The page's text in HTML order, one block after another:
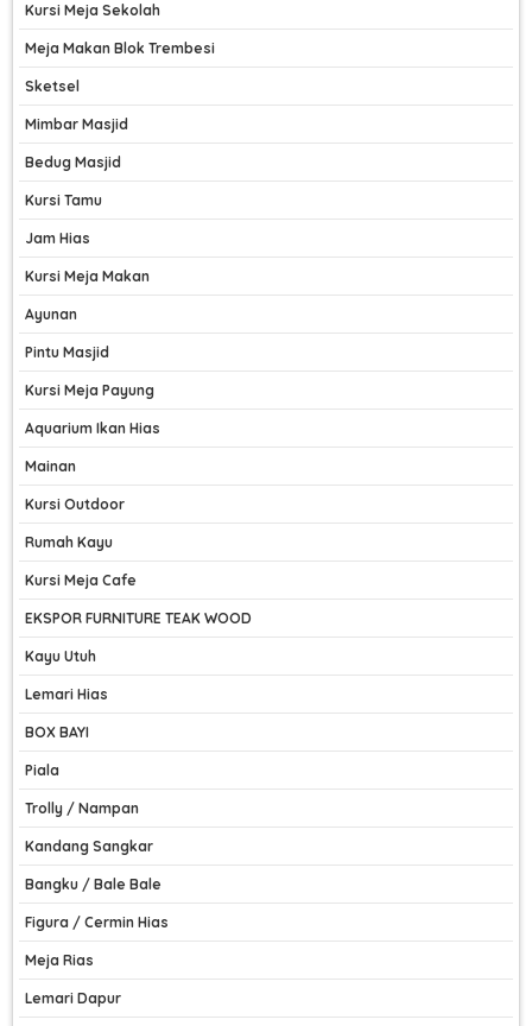
Kursi Meja Sekolah
Meja Makan Blok Trembesi
Sketsel
Mimbar Masjid
Bedug Masjid
Kursi Tamu
Jam Hias
Kursi Meja Makan
Ayunan
Pintu Masjid
Kursi Meja Payung
Aquarium Ikan Hias
Mainan
Kursi Outdoor
Rumah Kayu
Kursi Meja Cafe
EKSPOR FURNITURE TEAK WOOD
Kayu Utuh
Lemari Hias
BOX BAYI
Piala
Trolly / Nampan
Kandang Sangkar
Bangku / Bale Bale
Figura / Cermin Hias
Meja Rias
Lemari Dapur